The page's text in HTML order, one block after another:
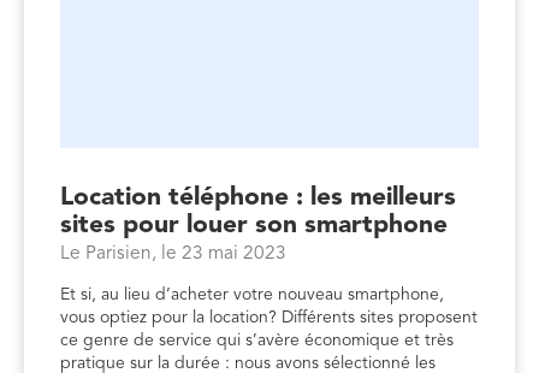
Location téléphone : les meilleurs
sites pour louer son smartphone
Le Parisien, le 23 mai 2023
Et si, au lieu d’acheter votre nouveau smartphone,
vous optiez pour la location? Différents sites proposent
ce genre de service qui s’avère économique et très
pratique sur la durée : nous avons sélectionné les